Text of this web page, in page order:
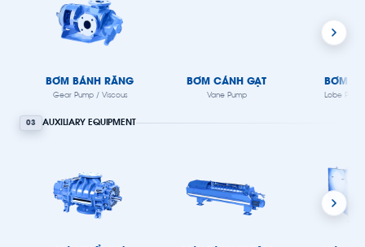
BƠM BÁNH RĂNG
Gear Pump / Viscous
BƠM CÁNH GẠT
Vane Pump
BƠM
Lobe
03 AUXILIARY EQUIPMENT